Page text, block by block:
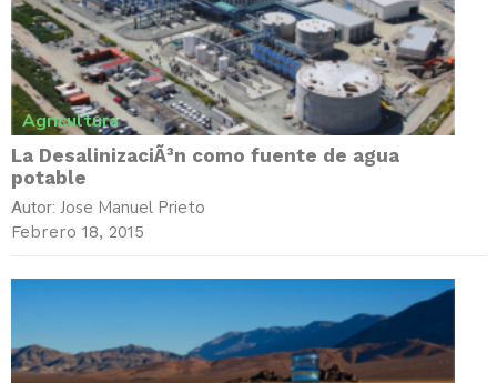
Agricultura
La DesalinizaciÃ³n como fuente de agua
potable
Autor: Jose Manuel Prieto
Febrero 18, 2015